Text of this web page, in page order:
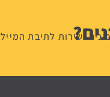
ישירות לתיבת המייל